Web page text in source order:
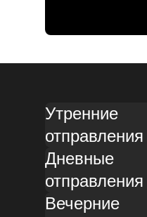
Утренние
отправления
Дневные
отправления
Вечерние